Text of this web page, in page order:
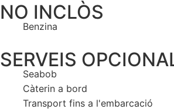
NO INCLÒS
Benzina
SERVEIS
Seabob
Càterin a bord
Transport fins a l'embarcació